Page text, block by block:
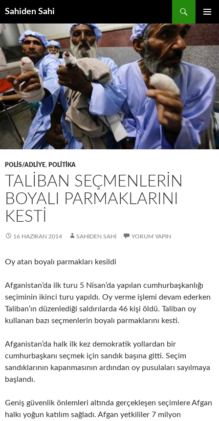
Sahiden Sahi
MENÜ
ATLA
POLIS/ADLIYE, POLITIKA
TALIBAN SEÇMENLERIN
BOYALI PARMAKLARINI
KESTI
16 HAZIRAN 2014 SAHIDEN SAHI YORUM YAPIN
Oy atan boyalı parmakları kesildi
Afganistan’da ilk turu 5 Nisan’da yapılan cumhurbaşkanlığı
seçiminin ikinci turu yapıldı. Oy verme işlemi devam ederken
Taliban’ın düzenlediği saldırılarda 46 kişi öldü. Taliban oy
kullanan bazı seçmenlerin boyalı parmaklarını kesti.
Afganistan’da halk ilk kez demokratik yollardan bir
cumhurbaşkanı seçmek için sandık başına gitti. Seçim
sandıklarının kapanmasının ardından oy pusulaları sayılmaya
başlandı.
Geniş güvenlik önlemleri altında gerçekleşen seçimlere Afgan
halkı yoğun katılım sağladı. Afgan yetkililer 7 milyon